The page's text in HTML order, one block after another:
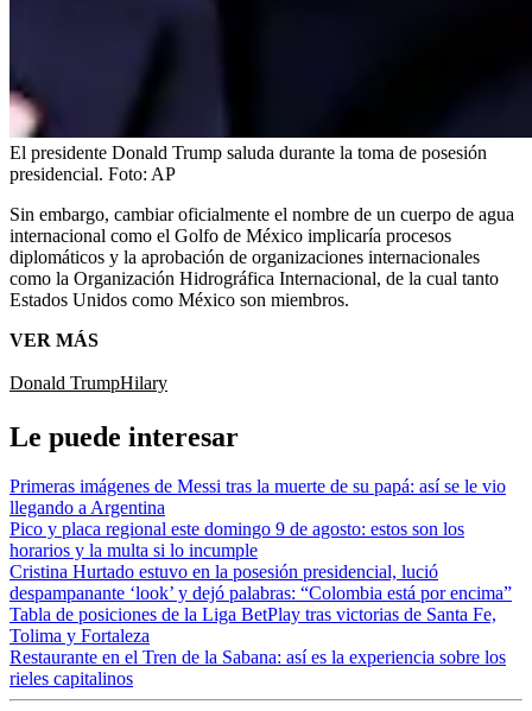
El presidente Donald Trump saluda durante la toma de posesión
presidencial. Foto: AP
Sin embargo, cambiar oficialmente el nombre de un cuerpo de agua
internacional como el Golfo de México implicaría procesos
diplomáticos y la aprobación de organizaciones internacionales
como la Organización Hidrográfica Internacional, de la cual tanto
Estados Unidos como México son miembros.
VER MÁS
Donald TrumpHilary
Le puede interesar
Primeras imágenes de Messi tras la muerte de su papá: así se le vio
llegando a Argentina
Pico y placa regional este domingo 9 de agosto: estos son los
horarios y la multa si lo incumple
Cristina Hurtado estuvo en la posesión presidencial, lució
despampanante ‘look’ y dejó palabras: “Colombia está por encima”
Tabla de posiciones de la Liga BetPlay tras victorias de Santa Fe,
Tolima y Fortaleza
Restaurante en el Tren de la Sabana: así es la experiencia sobre los
rieles capitalinos